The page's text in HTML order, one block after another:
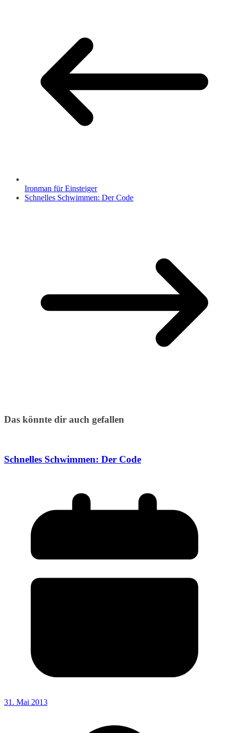
Ironman für Einsteiger
Schnelles Schwimmen: Der Code
Das könnte dir auch gefallen
Schnelles Schwimmen: Der Code
31. Mai 2013